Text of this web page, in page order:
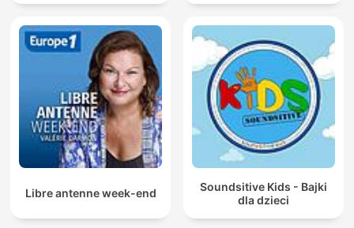
Libre antenne week-end
Soundsitive Kids - Bajki
dla dzieci